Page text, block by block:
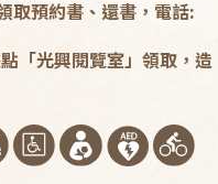
取預約書、還書，電話:
「光興閱覽室」領取，造